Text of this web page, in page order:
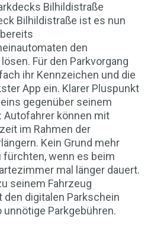
Bilhildistraße
Bilhildistraße ist es nun
den
Für den Parkvorgang
ihr Kennzeichen und die
App ein. Klarer Pluspunkt
gegenüber seinem
Autofahrer können mit
im Rahmen der
Kein Grund mehr
fürchten, wenn es beim
mal länger dauert.
seinem Fahrzeug
digitalen Parkschein
Parkgebühren.